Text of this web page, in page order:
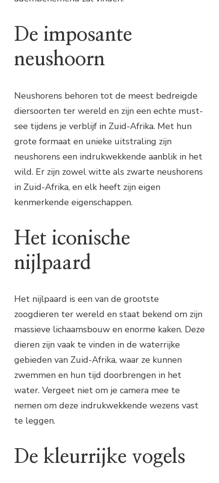
De imposante
neushoorn
Neushorens behoren tot de meest bedreigde
diersoorten ter wereld en zijn een echte must-
see tijdens je verblijf in Zuid-Afrika. Met hun
grote formaat en unieke uitstraling zijn
neushorens een indrukwekkende aanblik in het
wild. Er zijn zowel witte als zwarte neushorens
in Zuid-Afrika, en elk heeft zijn eigen
kenmerkende eigenschappen.
Het iconische
nijlpaard
Het nijlpaard is een van de grootste
zoogdieren ter wereld en staat bekend om zijn
massieve lichaamsbouw en enorme kaken. Deze
dieren zijn vaak te vinden in de waterrijke
gebieden van Zuid-Afrika, waar ze kunnen
zwemmen en hun tijd doorbrengen in het
water. Vergeet niet om je camera mee te
nemen om deze indrukwekkende wezens vast
te leggen.
De kleurrijke vogels